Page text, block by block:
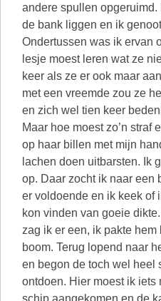
andere spullen
de bank liggen en ik
Ondertussen was ik ervan
lesje moest leren wat ze
keer als ze er ook maar
met een vreemde zou ze
en zich wel tien keer
Maar hoe moest zo’n straf
op haar billen met mijn
lachen doen uitbarsten. Ik
op. Daar zocht ik naar een
er voldoende en ik keek of
kon vinden van goeie
zag ik er een, ik pakte
boom. Terug lopend naar
en begon de toch wel heel
ontdoen. Hier moest ik
schip aangekomen en de